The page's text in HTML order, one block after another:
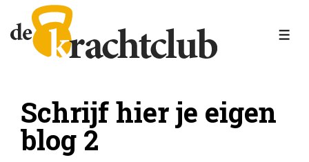
Doorgaan
Schrijf hier je eigen
blog 2